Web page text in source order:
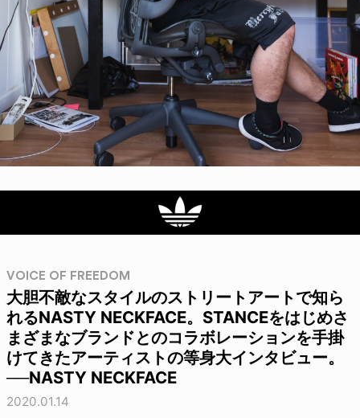
VOICE OF FREEDOM
大胆不敵なスタイルのストリートアートで知ら
れるNASTY NECKFACE。STANCEをはじめさ
まざまなブランドとのコラボレーションを手掛
けてきたアーティストの等身大インタビュー。
──NASTY NECKFACE
2020.01.14